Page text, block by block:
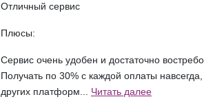
Отличный сервис
Плюсы:
Сервис очень удобен и достаточно
Получать по 30% с каждой оплаты
других платформ... Читать далее